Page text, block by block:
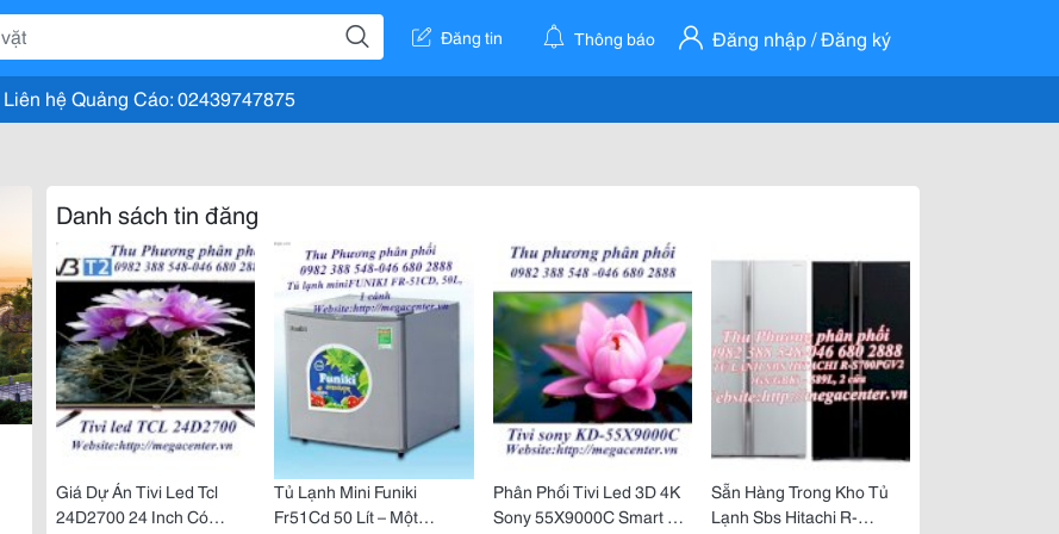
Đăng tin Thông báo Đăng nhập / Đăng ký
Liên hệ Quảng Cáo: 02439747875
Danh sách tin đăng
Giá Dự Án Tivi Led Tcl
24D2700 24 Inch Có
Tủ Lạnh Mini Funiki
Fr51Cd 50 Lít – Một
Phân Phối Tivi Led 3D 4K
Sony 55X9000C Smart Tv
Sẵn Hàng Trong Kho Tủ
Lạnh Sbs Hitachi R-